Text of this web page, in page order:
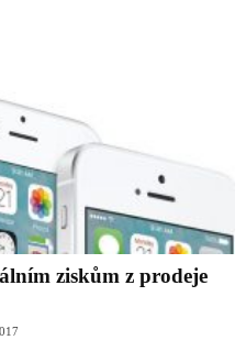
ziskům z prodeje